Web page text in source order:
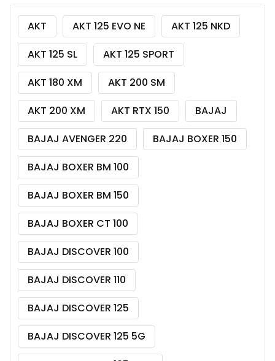
AKT AKT 125 EVO NE
AKT 125 NKD
AKT 125 SL
AKT 125 SPORT
AKT 180 XM
AKT 200 SM
AKT 200 XM
AKT RTX 150
BAJAJ
BAJAJ AVENGER 220
BAJAJ BOXER 150
BAJAJ BOXER BM 100
BAJAJ BOXER BM 150
BAJAJ BOXER CT 100
BAJAJ DISCOVER 100
BAJAJ DISCOVER 110
BAJAJ DISCOVER 125
BAJAJ DISCOVER 125 5G